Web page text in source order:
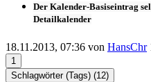
Der Kalender-Basiseintrag
Detailkalender
18.11.2013, 07:36 von HansChr
1
Schlagwörter (Tags) (12)